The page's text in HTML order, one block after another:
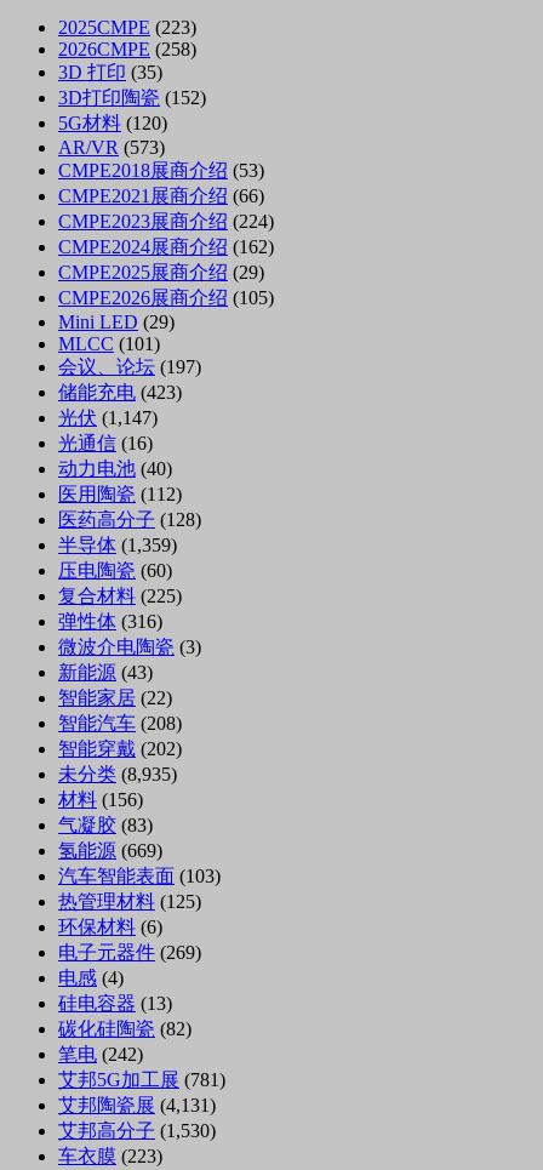
2025CMPE (223)
2026CMPE (258)
3D 打印 (35)
3D打印陶瓷 (152)
5G材料 (120)
AR/VR (573)
CMPE2018展商介绍 (53)
CMPE2021展商介绍 (66)
CMPE2023展商介绍 (224)
CMPE2024展商介绍 (162)
CMPE2025展商介绍 (29)
CMPE2026展商介绍 (105)
Mini LED (29)
MLCC (101)
会议、论坛 (197)
储能充电 (423)
光伏 (1,147)
光通信 (16)
动力电池 (40)
医用陶瓷 (112)
医药高分子 (128)
半导体 (1,359)
压电陶瓷 (60)
复合材料 (225)
弹性体 (316)
微波介电陶瓷 (3)
新能源 (43)
智能家居 (22)
智能汽车 (208)
智能穿戴 (202)
未分类 (8,935)
材料 (156)
气凝胶 (83)
氢能源 (669)
汽车智能表面 (103)
热管理材料 (125)
环保材料 (6)
电子元器件 (269)
电感 (4)
硅电容器 (13)
碳化硅陶瓷 (82)
笔电 (242)
艾邦5G加工展 (781)
艾邦陶瓷展 (4,131)
艾邦高分子 (1,530)
车衣膜 (223)